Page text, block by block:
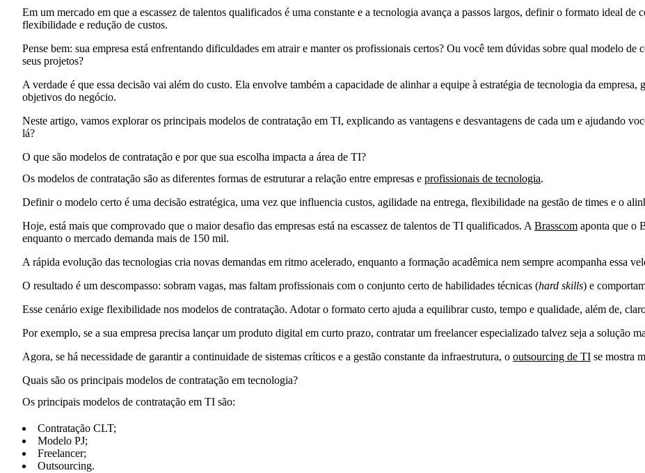
Em um mercado em que a escassez de talentos qualificados é uma constante e a tecnologia avança a passos largos, definir o formato ideal de
flexibilidade e redução de custos.
Pense bem: sua empresa está enfrentando dificuldades em atrair e manter os profissionais certos? Ou você tem dúvidas sobre qual modelo de
seus projetos?
A verdade é que essa decisão vai além do custo. Ela envolve também a capacidade de alinhar a equipe à estratégia de tecnologia da
objetivos do negócio.
Neste artigo, vamos explorar os principais modelos de contratação em TI, explicando as vantagens e desvantagens de cada um e ajudando
lá?
O que são modelos de contratação e por que sua escolha impacta a área de TI?
Os modelos de contratação são as diferentes formas de estruturar a relação entre empresas e profissionais de tecnologia.
Definir o modelo certo é uma decisão estratégica, uma vez que influencia custos, agilidade na entrega, flexibilidade na gestão de times e o
Hoje, está mais que comprovado que o maior desafio das empresas está na escassez de talentos de TI qualificados. A Brasscom aponta que o
enquanto o mercado demanda mais de 150 mil.
A rápida evolução das tecnologias cria novas demandas em ritmo acelerado, enquanto a formação acadêmica nem sempre acompanha essa
O resultado é um descompasso: sobram vagas, mas faltam profissionais com o conjunto certo de habilidades técnicas (hard skills) e
Esse cenário exige flexibilidade nos modelos de contratação. Adotar o formato certo ajuda a equilibrar custo, tempo e qualidade, além de,
Por exemplo, se a sua empresa precisa lançar um produto digital em curto prazo, contratar um freelancer especializado talvez seja a solução
Agora, se há necessidade de garantir a continuidade de sistemas críticos e a gestão constante da infraestrutura, o outsourcing de TI se mostra
Quais são os principais modelos de contratação em tecnologia?
Os principais modelos de contratação em TI são:
Contratação CLT;
Modelo PJ;
Freelancer;
Outsourcing.